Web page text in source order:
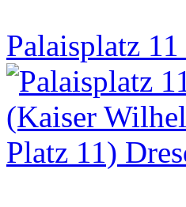
Palaisplatz